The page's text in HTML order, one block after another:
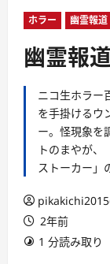
ー
ホラー 幽霊報道
幽霊報道
ニコ生ホラー
を手掛けるウ
ー。怪現象を
トのまやが、
ストーカー」
2年前
1 分読み取り